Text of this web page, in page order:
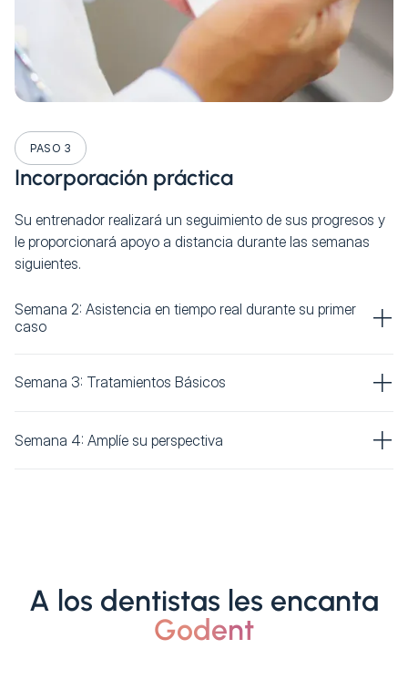
PASO 3
Incorporación práctica
Su entrenador realizará un seguimiento de sus progresos y
le proporcionará apoyo a distancia durante las semanas
siguientes.
Semana 2: Asistencia en tiempo real durante su primer
caso
Semana 3: Tratamientos Básicos
Semana 4: Amplíe su perspectiva
A los dentistas les encanta
Godent